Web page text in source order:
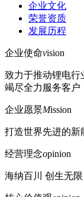
企业文化
荣誉资质
发展历程
企业使命vision
致力于推动锂电行
竭尽全力服务客户
企业愿景Mission
打造世界先进的新
经营理念opinion
海纳百川 创生无限